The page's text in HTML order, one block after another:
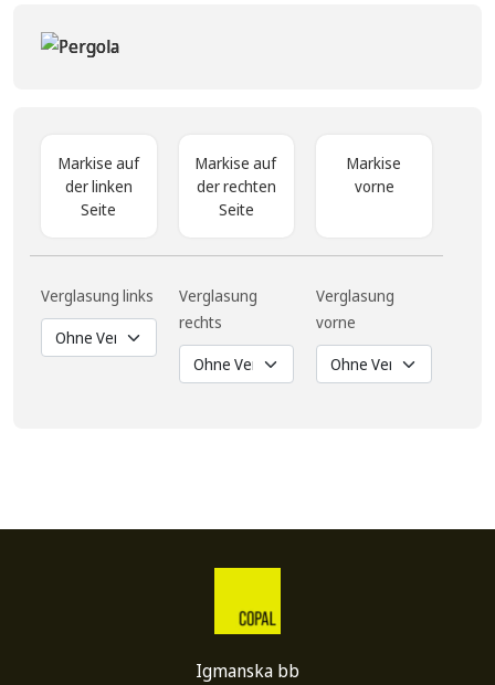
Markise auf
der linken
Seite
Markise auf
der rechten
Seite
Markise
vorne
Verglasung links
Verglasung
rechts
Verglasung
vorne
Igmanska bb